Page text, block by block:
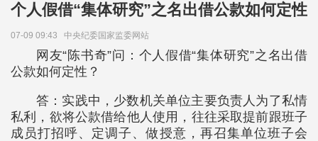
个人假借“集体研究”之名出借公款如何定性
07-09 09:43 中央纪委国家监委网站
网友“陈书奇”问：个人假借“集体研究”之名出借
公款如何定性？
答：实践中，少数机关单位主要负责人为了私情
私利，欲将公款借给他人使用，往往采取提前跟班子
成员打招呼、定调子、做授意，再召集单位班子会